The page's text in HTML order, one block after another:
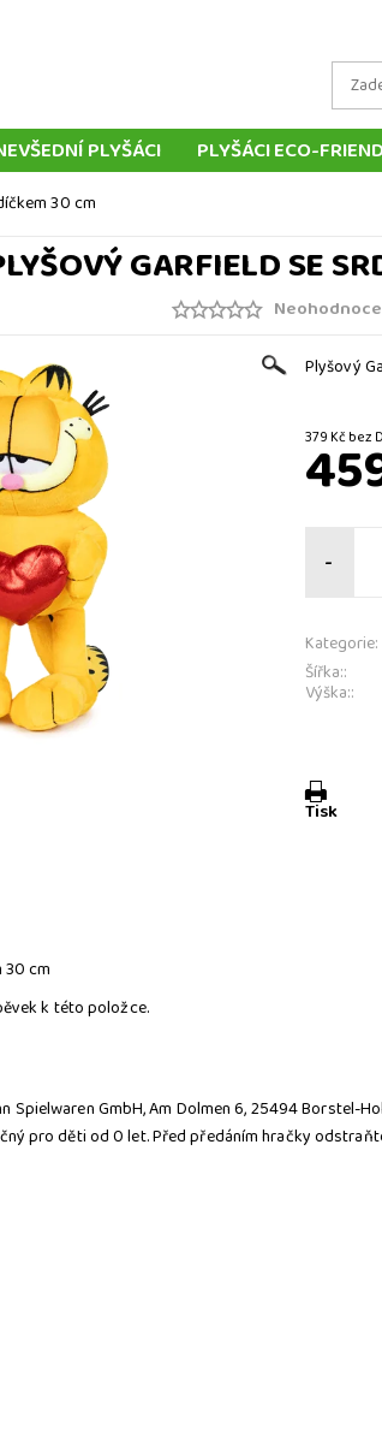
PLYŠÁCI PLYŠÁCI ECO-
30 cm
GARFIELD SE
Plyšový
379 Kč
-
Kategorie:
Šířka::
Výška::
Tisk
30 cm
k této položce.
Spielwaren GmbH, Am Dolmen 6, 25494 Borstel-
pro děti od 0 let. Před předáním hračky